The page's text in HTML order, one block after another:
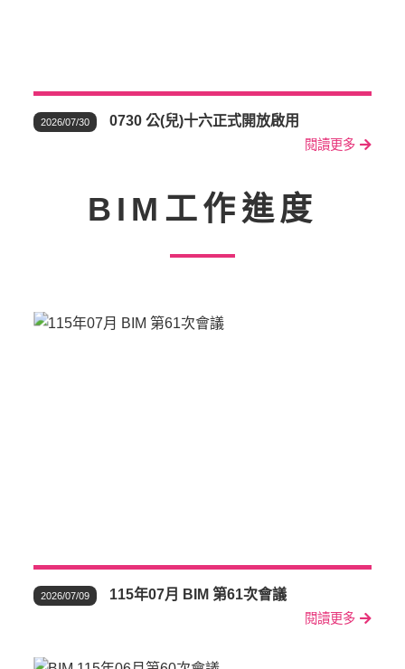
2026/07/30 0730 公(兒)十六正式開放啟用
閱讀更多
BIM工作進度
2026/07/09 115年07月 BIM 第61次會議
閱讀更多